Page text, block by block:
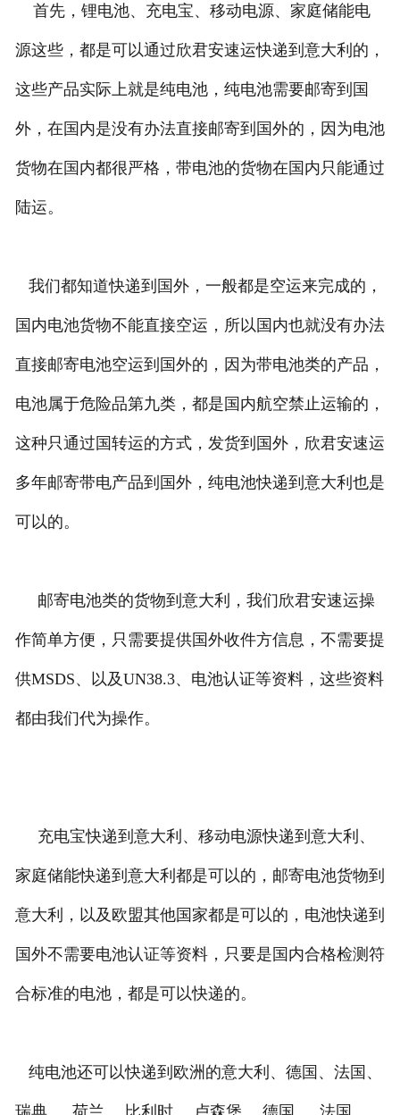
首先，锂电池、充电宝、移动电源、家庭储能电
源这些，都是可以通过欣君安速运快递到意大利的，
这些产品实际上就是纯电池，纯电池需要邮寄到国
外，在国内是没有办法直接邮寄到国外的，因为电池
货物在国内都很严格，带电池的货物在国内只能通过
陆运。
我们都知道快递到国外，一般都是空运来完成的，
国内电池货物不能直接空运，所以国内也就没有办法
直接邮寄电池空运到国外的，因为带电池类的产品，
电池属于危险品第九类，都是国内航空禁止运输的，
这种只通过国转运的方式，发货到国外，欣君安速运
多年邮寄带电产品到国外，纯电池快递到意大利也是
可以的。
邮寄电池类的货物到意大利，我们欣君安速运操
作简单方便，只需要提供国外收件方信息，不需要提
供MSDS、以及UN38.3、电池认证等资料，这些资料
都由我们代为操作。
充电宝快递到意大利、移动电源快递到意大利、
家庭储能快递到意大利都是可以的，邮寄电池货物到
意大利，以及欧盟其他国家都是可以的，电池快递到
国外不需要电池认证等资料，只要是国内合格检测符
合标准的电池，都是可以快递的。
纯电池还可以快递到欧洲的意大利、德国、法国、